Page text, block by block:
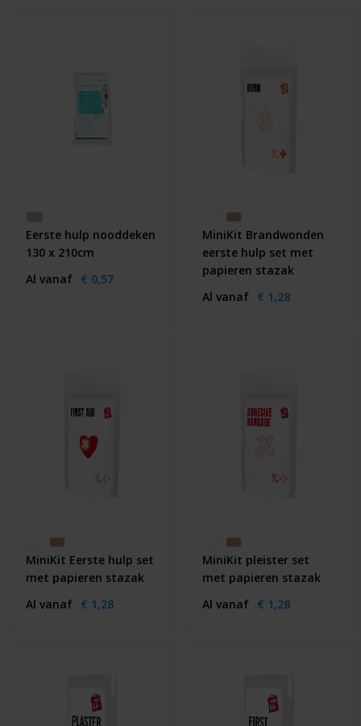
Auto & Veiligheid
Gezondheid & Verzorging
Eerste hulp nooddeken
130 x 210cm
Al vanaf € 0,57
MiniKit Brandwonden
eerste hulp set met
papieren stazak
Al vanaf € 1,28
MiniKit Eerste hulp set
met papieren stazak
Al vanaf € 1,28
MiniKit pleister set
met papieren stazak
Al vanaf € 1,28